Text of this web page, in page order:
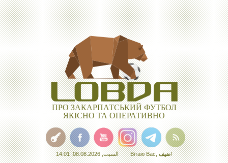
ПРО ЗАКАРПАТСЬКИЙ ФУТБОЛ
ЯКІСНО ТА ОПЕРАТИВНО
السبت, 08.08.2026, 14:01 Вітаю Вас,ضيف!